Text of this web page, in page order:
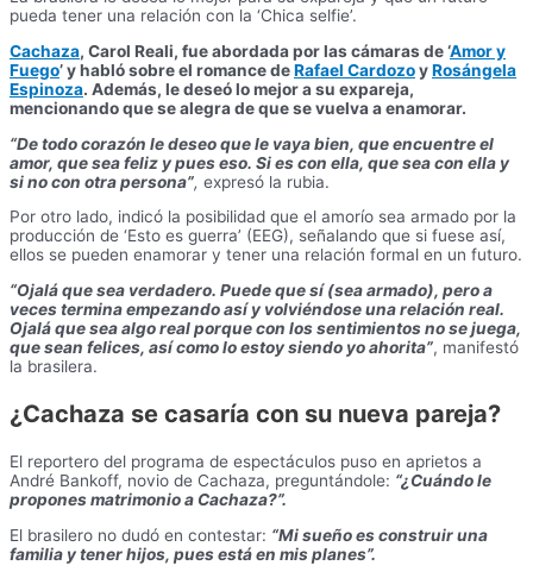
pueda tener una relación con la ‘Chica selfie’.
Cachaza, Carol Reali, fue abordada por las cámaras de ‘Amor y
Fuego’ y habló sobre el romance deRafael CardozoyRosángela
Espinoza. Además, le deseó lo mejor a su expareja,
mencionando que se alegra de que se vuelva a enamorar.
“De todo corazón le deseo que le vaya bien, que encuentre el
amor, que sea feliz y pues eso. Si es con ella, que sea con ella y
si no con otra persona”, expresó la rubia.
Por otro lado, indicó la posibilidad que el amorío sea armado por la
producción de ‘Esto es guerra’ (EEG), señalando que si fuese así,
ellos se pueden enamorar y tener una relación formal en un futuro.
“Ojalá que sea verdadero. Puede que sí (sea armado), pero a
veces termina empezando así y volviéndose una relación real.
Ojalá que sea algo real porque con los sentimientos no se juega,
que sean felices, así como lo estoy siendo yo ahorita”, manifestó
la brasilera.
¿Cachaza se casaría con su nueva pareja?
El reportero del programa de espectáculos puso en aprietos a
André Bankoff, novio de Cachaza, preguntándole: “¿Cuándo le
propones matrimonio a Cachaza?”.
El brasilero no dudó en contestar: “Mi sueño es construir una
familia y tener hijos, pues está en mis planes”.